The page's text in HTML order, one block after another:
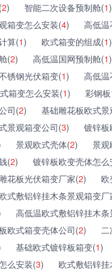
2) 智能二次设备预制舱(1)
箱变怎么安装(4)
高低
算(1) 欧式箱变的组成(1)
(2) 高低温国网预制舱(1)
锈钢光伏箱变(1)
高低
箱变怎么安装(1)
彩钢
司(2)
基础雕花板欧式
景观箱变公司(3)
镀锌
景观欧式壳体(2)
景观
(2)
镀锌板欧变壳体怎
雕花板光伏箱变厂家(2)
欧
式敷铝锌挂木条景观箱变厂
高低温欧式敷铝锌挂木
欧式箱变壳体公司(2)
基础欧式镀锌板箱变(1)
么安装(3)
欧式敷铝锌